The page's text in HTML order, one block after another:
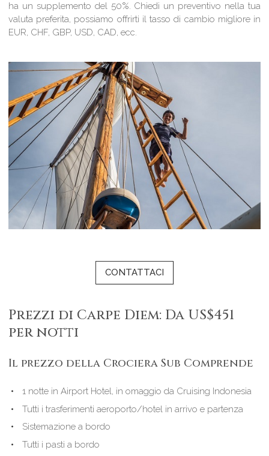
ha un supplemento del 50%. Chiedi un preventivo nella tua
valuta preferita, possiamo offrirti il tasso di cambio migliore in
EUR, CHF, GBP, USD, CAD, ecc.
CONTATTACI
Prezzi di Carpe Diem: Da US$451
per notti
Il prezzo della Crociera Sub Comprende
1 notte in Airport Hotel, in omaggio da Cruising Indonesia
Tutti i trasferimenti aeroporto/hotel in arrivo e partenza
Sistemazione a bordo
Tutti i pasti a bordo